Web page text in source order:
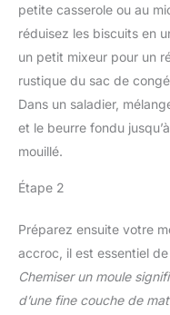
petite casserole ou au
réduisez les biscuits en
un petit mixeur pour un
rustique du sac de
Dans un saladier,
et le beurre fondu
mouillé.
Étape 2
Préparez ensuite votre
accroc, il est essentiel de
Chemiser un moule
d’une fine couche de